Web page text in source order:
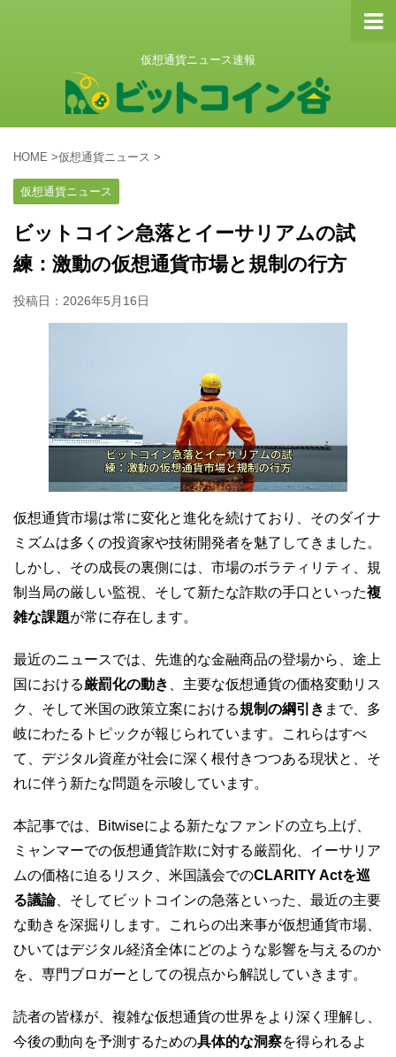
仮想通貨ニュース速報
HOME >仮想通貨ニュース >
仮想通貨ニュース
ビットコイン急落とイーサリアムの試
練：激動の仮想通貨市場と規制の行方
投稿日： 2026年5月16日
仮想通貨市場は常に変化と進化を続けており、そのダイナ
ミズムは多くの投資家や技術開発者を魅了してきました。
しかし、その成長の裏側には、市場のボラティリティ、規
制当局の厳しい監視、そして新たな詐欺の手口といった複
雑な課題が常に存在します。
最近のニュースでは、先進的な金融商品の登場から、途上
国における厳罰化の動き
、主要な仮想通貨の価格変動リス
ク、そして米国の政策立案における規制の綱引き まで、多
岐にわたるトピックが報じられています。これらはすべ
て、デジタル資産が社会に深く根付きつつある現状と、そ
れに伴う新たな問題を示唆しています。
本記事では、Bitwiseによる新たなファンドの立ち上げ、
ミャンマーでの仮想通貨詐欺に対する厳罰化、イーサリア
ムの価格に迫るリスク、米国議会でのCLARITY Actを巡
る議論、そしてビットコインの急落といった、最近の主要
な動きを深掘りします。これらの出来事が仮想通貨市場、
ひいてはデジタル経済全体にどのような影響を与えるのか
を、専門ブロガーとしての視点から解説していきます。
読者の皆様が、複雑な仮想通貨の世界をより深く理解し、
今後の動向を予測するための具体的な洞察を得られるよ